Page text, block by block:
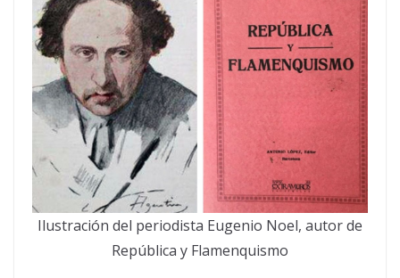
Ilustración del periodista Eugenio Noel, autor de
República y Flamenquismo